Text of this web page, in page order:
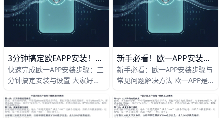
和基础设置，大多数人都能在一
天之内熟悉核心功能并顺利进行
第一次小额交易。
支持200多种数字货币的实时买
卖，24小时交易量超过15亿美
元。欧一APP提供毫秒级更新的
行情数据、专业的图表分析工具
和严格的安全保障措施，让新手
也能轻松上手。本文将用简单易
懂的语言，一步步教你下载欧一
APP、完成安装、查看行情资
3分钟搞定欧eAPP安装！新手零基础速成指南
快速完成欧一APP安装步骤：三
分钟搞定安装与设置 大家好，
yi）吗？这个热门加密货币交易
平台APP超级简单上手，三分钟
新手必看！欧一APP安装全攻略，3分钟搞定常见故障
新手必看：欧一APP安装步骤与
常见问题解决方法 欧一APP是
新手每天用它查看比特币价格或
买卖以太坊，比如当前BTC交易